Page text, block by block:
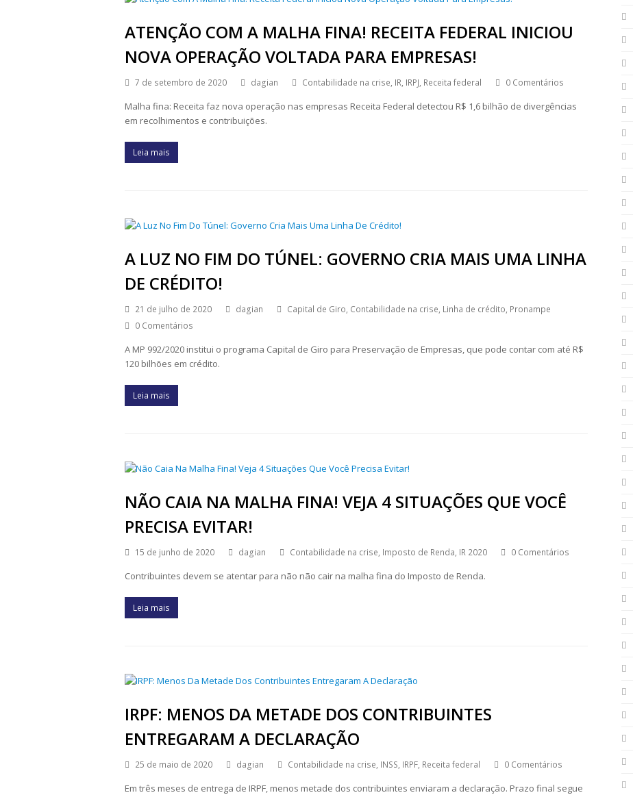
ATENÇÃO COM A MALHA FINA! RECEITA FEDERAL INICIOU
NOVA OPERAÇÃO VOLTADA PARA EMPRESAS!
7 de setembro de 2020 dagian Contabilidade na crise, IR, IRPJ, Receita federal 0 Comentários
Malha fina: Receita faz nova operação nas empresas Receita Federal detectou R$ 1,6 bilhão de divergências
em recolhimentos e contribuições.
Leia mais
A LUZ NO FIM DO TÚNEL: GOVERNO CRIA MAIS UMA LINHA
DE CRÉDITO!
21 de julho de 2020 dagian Capital de Giro, Contabilidade na crise, Linha de crédito, Pronampe
0 Comentários
A MP 992/2020 institui o programa Capital de Giro para Preservação de Empresas, que pode contar com até R$
120 bilhões em crédito.
Leia mais
NÃO CAIA NA MALHA FINA! VEJA 4 SITUAÇÕES QUE VOCÊ
PRECISA EVITAR!
15 de junho de 2020 dagian Contabilidade na crise, Imposto de Renda, IR 2020 0 Comentários
Contribuintes devem se atentar para não não cair na malha fina do Imposto de Renda.
Leia mais
IRPF: MENOS DA METADE DOS CONTRIBUINTES
ENTREGARAM A DECLARAÇÃO
25 de maio de 2020 dagian Contabilidade na crise, INSS, IRPF, Receita federal 0 Comentários
Em três meses de entrega de IRPF, menos metade dos contribuintes enviaram a declaração. Prazo final segue